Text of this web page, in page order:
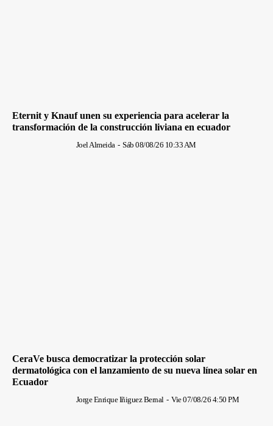
Eternit y Knauf unen su experiencia para acelerar la
transformación de la construcción liviana en ecuador
Joel Almeida - Sáb 08/08/26 10:33 AM
CeraVe busca democratizar la protección solar
dermatológica con el lanzamiento de su nueva línea solar en
Ecuador
Jorge Enrique Iñiguez Bernal - Vie 07/08/26 4:50 PM